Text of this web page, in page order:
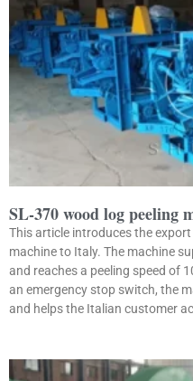
SL-370 wood log peeling
This article introduces the
machine to Italy. The machine
and reaches a peeling speed of
an emergency stop switch, the
and helps the Italian customer